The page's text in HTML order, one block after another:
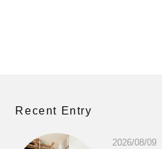
Recent Entry
2026/08/09